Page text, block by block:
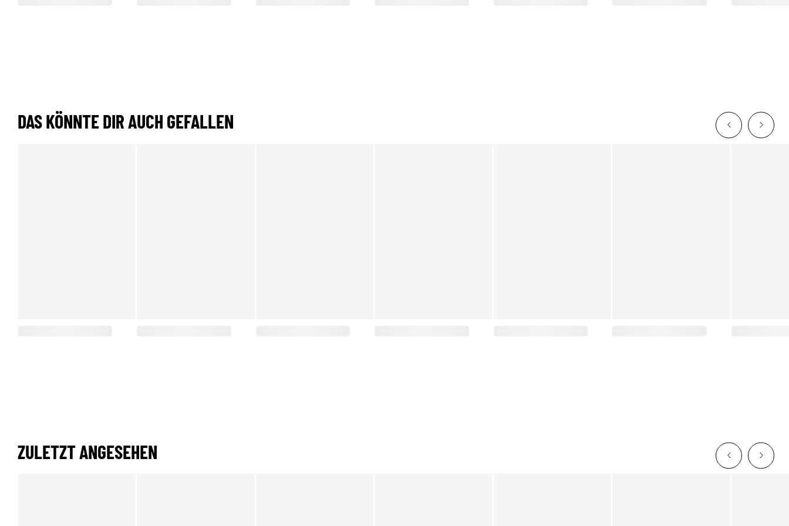
DAS KÖNNTE DIR AUCH GEFALLEN
ZULETZT ANGESEHEN